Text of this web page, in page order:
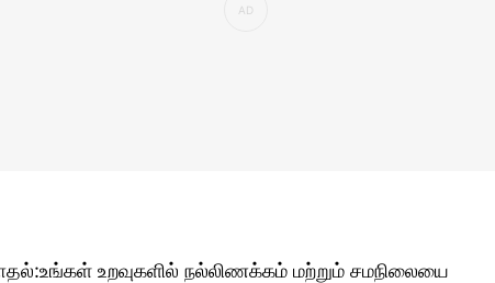
உறவுகளில் நல்லிணக்கம் மற்றும் சமநிலையை